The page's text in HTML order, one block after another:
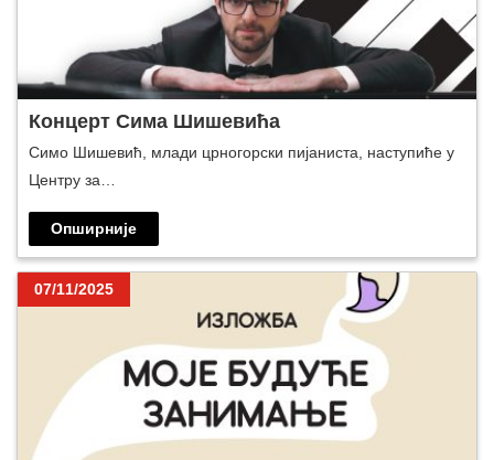
Концерт Сима Шишевића
Симо Шишевић, млади црногорски пијаниста, наступиће у
Центру за…
Опширније
07/11/2025